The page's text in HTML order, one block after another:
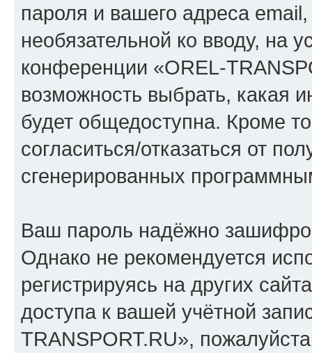
пароля и вашего адреса
необязательной ко вводу, на
конференции «OREL-
возможность выбрать, какая
будет общедоступна. Кроме
согласиться/отказаться от
сгенерированных
Ваш пароль надёжно
Однако не рекомендуется
регистрируясь на других
доступа к вашей учётной
TRANSPORT.RU»,